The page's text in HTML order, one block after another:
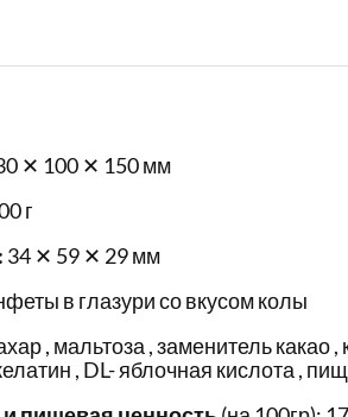
✕ 100 ✕ 150 мм
г
34 ✕ 59 ✕ 29 мм
в глазури со вкусом колы
, мальтоза , заменитель какао ,
, DL- яблочная кислота ,